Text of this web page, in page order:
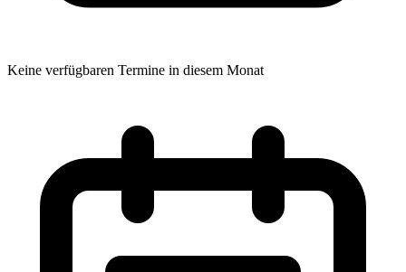
Keine verfügbaren Termine in diesem Monat